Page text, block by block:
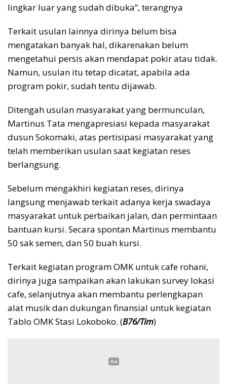
lingkar luar yang sudah dibuka”, terangnya
Terkait usulan lainnya dirinya belum bisa
mengatakan banyak hal, dikarenakan belum
mengetahui persis akan mendapat pokir atau tidak.
Namun, usulan itu tetap dicatat, apabila ada
program pokir, sudah tentu dijawab.
Ditengah usulan masyarakat yang bermunculan,
Martinus Tata mengapresiasi kepada masyarakat
dusun Sokomaki, atas pertisipasi masyarakat yang
telah memberikan usulan saat kegiatan reses
berlangsung.
Sebelum mengakhiri kegiatan reses, dirinya
langsung menjawab terkait adanya kerja swadaya
masyarakat untuk perbaikan jalan, dan permintaan
bantuan kursi. Secara spontan Martinus membantu
50 sak semen, dan 50 buah kursi.
Terkait kegiatan program OMK untuk cafe rohani,
dirinya juga sampaikan akan lakukan survey lokasi
cafe, selanjutnya akan membantu perlengkapan
alat musik dan dukungan finansial untuk kegiatan
Tablo OMK Stasi Lokoboko. (B76/Tim)